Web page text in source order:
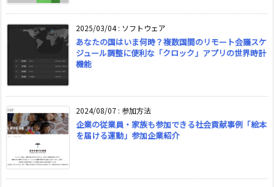
2025/03/04: ソフトウェア
あなたの国はいま何時？複数国間のリモート会議スケ
ジュール調整に便利な「クロック」アプリの世界時計
機能
2024/08/07 : 参加方法
企業の従業員・家族も参加できる社会貢献事例「絵本
を届ける運動」参加企業紹介